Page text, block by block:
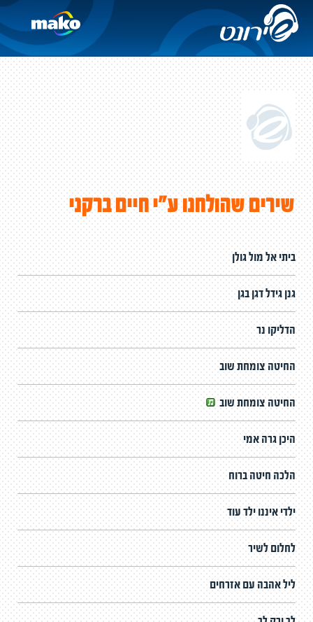
שירים שהולחנו ע"י חיים ברקני
ביתי אל מול גולן
גנן גידל דגן בגן
הדליקו נר
החיטה צומחת שוב
החיטה צומחת שוב
היכן גרה אמי
הלכה חיטה ברוח
ילדי איננו ילד עוד
לחלום לשיר
ליל אהבה עם אזרחים